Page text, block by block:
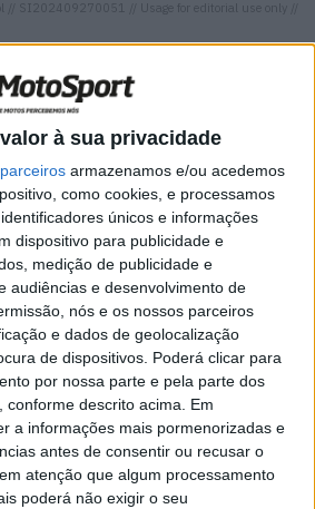
à sua privacidade
parceiros armazenamos e/ou acedemos
como cookies, e processamos
únicos e informações
dispositivo para publicidade e
medição de publicidade e
audiências e desenvolvimento de
nós e os nossos parceiros
e dados de geolocalização
de dispositivos. Poderá clicar para
por nossa parte e pela parte dos
conforme descrito acima. Em
a informações mais pormenorizadas e
antes de consentir ou recusar o
atenção que algum processamento
poderá não exigir o seu
// SI202409270051 // Usage for editorial use only //
Ouvir artigo
do arquipélago indonésio, o
vai receber o MotoGP pela
anterior do GP da Indonésia, o
Bagnaia triunfou.
anos, conseguiu uma notável
da grelha. Depois de uma
em Misano, o atual Campeão
está ansioso por se redimir e
classificação geral, onde se
segundo lugar, 24 pontos atrás
Racing).